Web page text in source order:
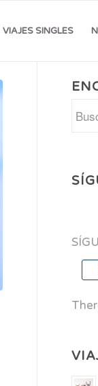
VIAJES SINGLES